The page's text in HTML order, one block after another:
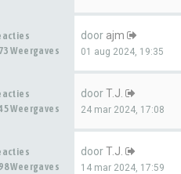
Weergaves
door ajm
01 aug 2024, 19:35
Weergaves
doorT.J.
24 mar 2024, 17:08
Weergaves
doorT.J.
14 mar 2024, 17:59